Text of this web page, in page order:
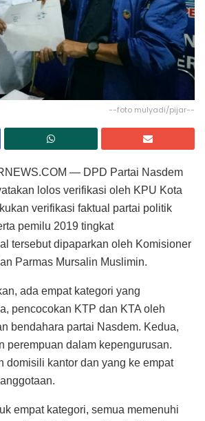
--foto mulyadi/pijar--
— DPD Partai Nasdem
lolos verifikasi oleh KPU Kota
verifikasi faktual partai politik
pemilu 2019 tingkat
tersebut dipaparkan oleh Komisioner
Parmas Mursalin Muslimin.
ada empat kategori yang
pencocokan KTP dan KTA oleh
bendahara partai Nasdem. Kedua,
perempuan dalam kepengurusan.
domisili kantor dan yang ke empat
empat kategori, semua memenuhi